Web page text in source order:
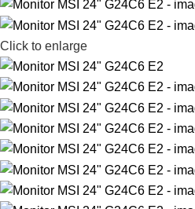
Click to enlarge